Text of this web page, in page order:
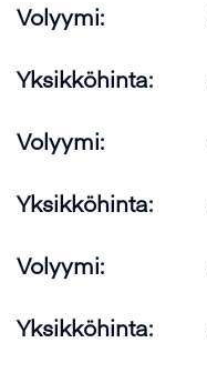
Volyymi:
Yksikköhinta:
Volyymi:
Yksikköhinta:
Volyymi:
Yksikköhinta: